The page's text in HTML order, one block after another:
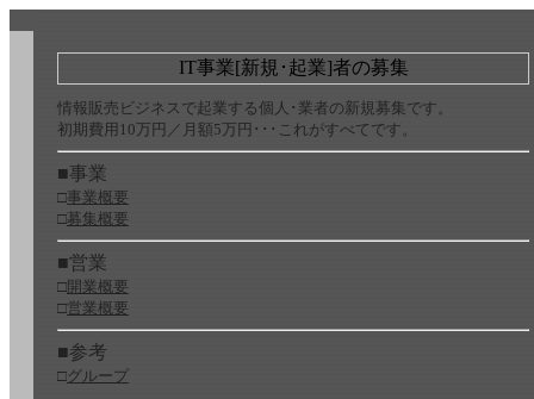
IT事業[新規･起業]者の募集
情報販売ビジネスで起業する個人･業者の新規募集です。
初期費用10万円／月額5万円･･･これがすべてです。
■事業
□事業概要
□募集概要
■営業
□開業概要
□営業概要
■参考
□グループ